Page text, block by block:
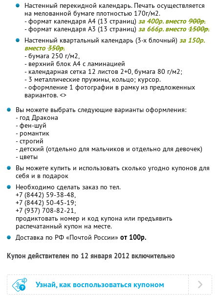
Настенный перекидной календарь. Печать осуществляется
на мелованной бумаге плотностью 170г/м2.
- формат календаря А4 (13 страниц) за 400р. вместо 900р.
- формат календаря А3 (13 страниц) за 666р. вместо 1500р.
Настенный квартальный календарь (3-х блочный) за 150р.
вместо 350р.
- бумага 250 г/м2,
- верхний блок А4 с ламинацией
- календарная сетка 12 листов 2+0, бумага 80 г/м2;
- 3 металлические пружины, кольцо; курсор.
- оформление 1 фотографии в рамку из предложенных
вариантов. <>
Вы можете выбрать следующие варианты оформления:
- год Дракона
- фен-шуй
- романтик
- строгий
- детский (отдельно для мальчиков и отдельно для девочек)
- цветы
Вы можете купить и использовать сколько угодно купонов для
себя и в подарок
Необходимо сделать заказ по тел.
+7 (8442) 59-38-48,
+7 (8442) 50-45-19;
+7 (937) 708-82-21,
продиктовать номер и код купона или предъявить
распечатанный купон на месте.
Доставка по РФ «Почтой России» от 100р.
Купон действителен по 12 января 2012 включительно
Узнай, как воспользоваться купоном